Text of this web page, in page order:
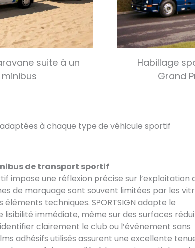
suite à un
Habillage
Grand
à chaque type de véhicule sportif
de transport sportif
impose une réflexion précise sur l’exploitation
de marquage sont souvent limitées par les
techniques. SPORTSIGN adapte le
immédiate, même sur des surfaces
clairement le club ou l’événement sans
adhésifs utilisés assurent une excellente